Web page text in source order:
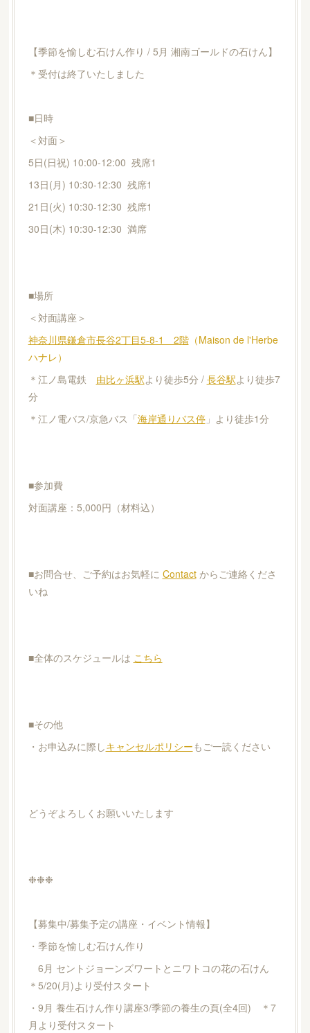
【季節を愉しむ石けん作り / 5月 湘南ゴールドの石けん】
＊受付は終了いたしました
■日時
＜対面＞
5日(日祝) 10:00-12:00 残席1
13日(月) 10:30-12:30 残席1
21日(火) 10:30-12:30 残席1
30日(木) 10:30-12:30 満席
■場所
＜対面講座＞
神奈川県鎌倉市長谷2丁目5-8-1 2階（Maison de l'Herbe
ハナレ）
＊江ノ島電鉄 由比ヶ浜駅より徒歩5分 / 長谷駅より徒歩7
分
＊江ノ電バス/京急バス「海岸通りバス停」より徒歩1分
■参加費
対面講座：5,000円（材料込）
■お問合せ、ご予約はお気軽に Contactからご連絡くださ
いね
■全体のスケジュールは こちら
■その他
・お申込みに際しキャンセルポリシーもご一読ください
どうぞよろしくお願いいたします
❉❉❉
【募集中/募集予定の講座・イベント情報】
・季節を愉しむ石けん作り
6月 セントジョーンズワートとニワトコの花の石けん
＊5/20(月)より受付スタート
・9月 養生石けん作り講座3/季節の養生の頁(全4回) ＊7
月より受付スタート